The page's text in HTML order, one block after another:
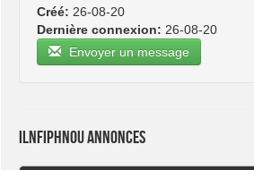
Créé: 26-08-20
Dernière connexion: 26-08-20
Envoyer un message
ilnfiphnou Annonces